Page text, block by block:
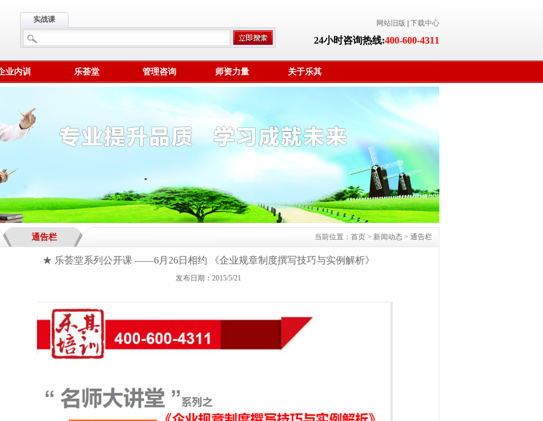
实战课 网站旧版 下载中心
24小时咨询热线:400-600-4311
业内训 乐荟堂 管理咨询 师资力量 关于乐其
通告栏 当前位置： 首页 > 新闻动态 > 通告栏
★ 乐荟堂系列公开课 ——6月26日相约 《企业规章制度撰写技巧与实例解析》
发布日期：2015/5/21